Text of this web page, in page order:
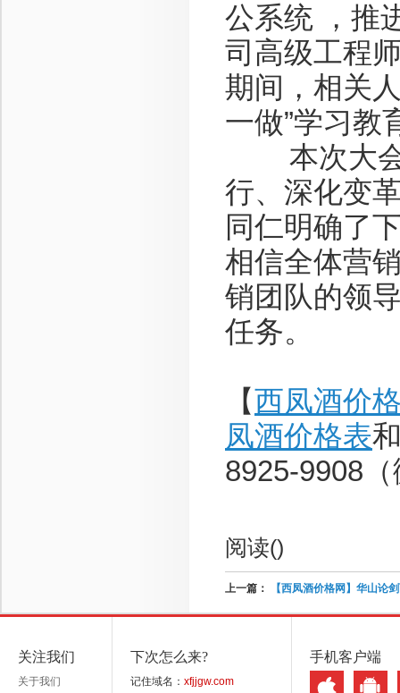
公系统 ，推
司高级工程
期间，相关
一做”学习教
本次大会
行、深化变
同仁明确了
相信全体营
销团队的领
任务。
【西凤酒价
凤酒价格表
8925-9908
阅读()
上一篇： 【西凤酒价格网】华山论
关注我们
关于我们
下次怎么来?
记住域名： xfjjgw.com
手机客户端